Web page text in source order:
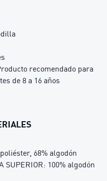
recomendado para
de 8 a 16 años
68% algodón
SUPERIOR: 100% algodón